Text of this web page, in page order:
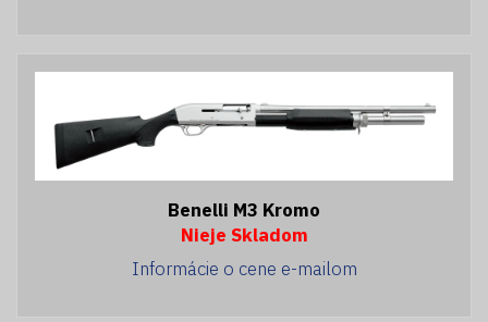
Benelli M3 Kromo
Nieje Skladom
Informácie o cene e-mailom